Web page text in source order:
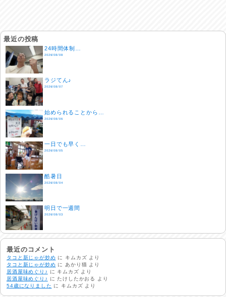
最近の投稿
24時間体制…
2026/08/08
ラジてん♪
2026/08/07
始められることから…
2026/08/06
一日でも早く…
2026/08/05
酷暑日
2026/08/04
明日で一週間
2026/08/03
熱中症注意
2026/08/02
非常時には…
2026/08/01
最近のコメント
タコと新じゃが炒め に キムカズ より
タコと新じゃが炒め に あかり猫 より
居酒屋味めぐり♪
に キムカズ より
居酒屋味めぐり♪
にたけしたかおる
より
54歳になりました に キムカズ より